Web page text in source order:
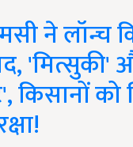
ने लॉन्च
'मित्सुकी'
किसानों को